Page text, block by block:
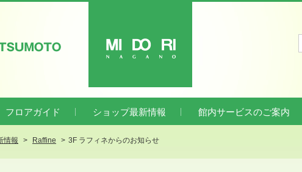
フロアガイド ショップ最新情報 館内サービスのご案内
情報 Raffine 3F ラフィネからのお知らせ